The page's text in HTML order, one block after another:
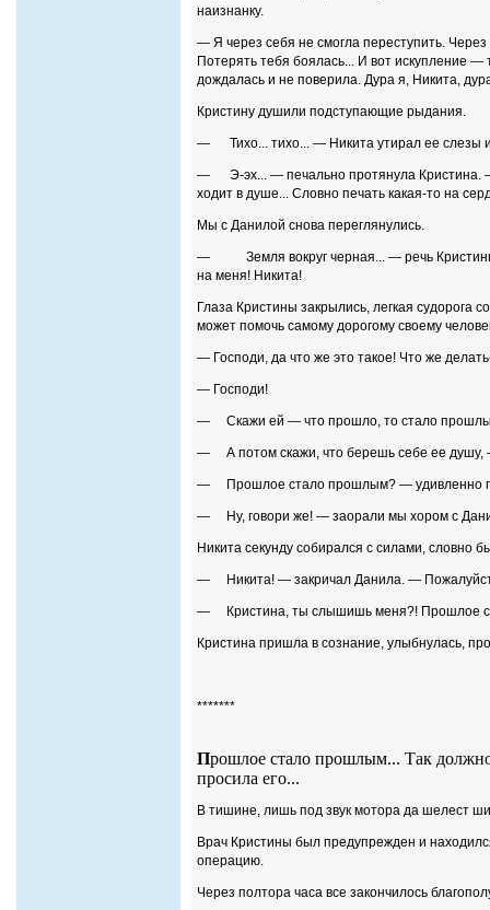
наизнанку.
— Я через себя не смогла переступить.
Потерять тебя боялась... И вот искупление
дождалась и не поверила. Дура я, Никита,
Кристину душили подступающие рыдания.
— Тихо... тихо... — Никита утирал ее слезы и,
— Э-эх... — печально протянула Кристина. —
ходит в душе... Словно печать какая-то на
Мы с Данилой снова переглянулись.
— Земля вокруг черная... — речь Кристины
на меня! Никита!
Глаза Кристины закрылись, легкая судорога
может помочь самому дорогому своему
— Господи, да что же это такое! Что же
— Господи!
— Скажи ей — что прошло, то стало
— А потом скажи, что берешь себе ее душу,
— Прошлое стало прошлым? — удивленно
— Ну, говори же! — заорали мы хором с
Никита секунду собирался с силами, словно
— Никита! — закричал Данила. —
— Кристина, ты слышишь меня?! Прошлое
Кристина пришла в сознание, улыбнулась,
*******
Прошлое стало прошлым... Так
просила его...
В тишине, лишь под звук мотора да шелест
Врач Кристины был предупрежден и
операцию.
Через полтора часа все закончилось